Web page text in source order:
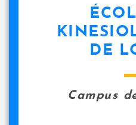
DE
Campus